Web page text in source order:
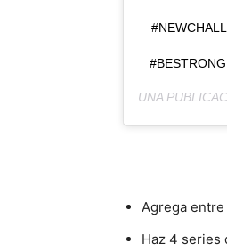
UNA
Agrega
Haz 4 series